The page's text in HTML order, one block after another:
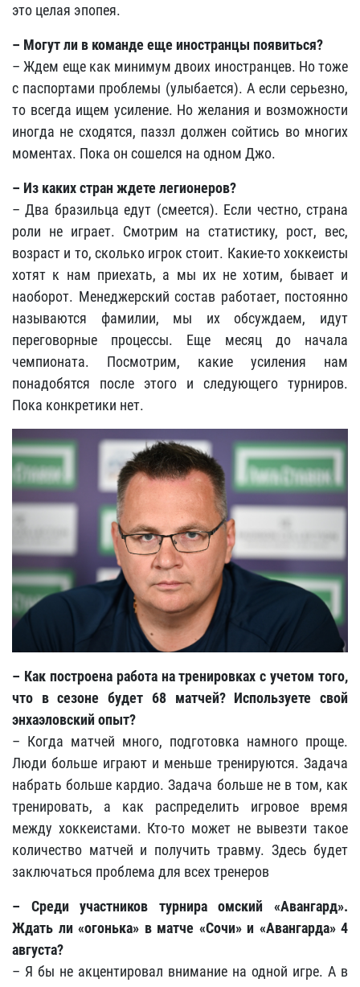
это целая эпопея.
– Могут ли в команде еще иностранцы появиться?
– Ждем еще как минимум двоих иностранцев. Но тоже
с паспортами проблемы (улыбается). А если серьезно,
то всегда ищем усиление. Но желания и возможности
иногда не сходятся, паззл должен сойтись во многих
моментах. Пока он сошелся на одном Джо.
– Из каких стран ждете легионеров?
– Два бразильца едут (смеется). Если честно, страна
роли не играет. Смотрим на статистику, рост, вес,
возраст и то, сколько игрок стоит. Какие-то хоккеисты
хотят к нам приехать, а мы их не хотим, бывает и
наоборот. Менеджерский состав работает, постоянно
называются фамилии, мы их обсуждаем, идут
переговорные процессы. Еще месяц до начала
чемпионата. Посмотрим, какие усиления нам
понадобятся после этого и следующего турниров.
Пока конкретики нет.
– Как построена работа на тренировках с учетом того,
что в сезоне будет 68 матчей? Используете свой
энхаэловский опыт?
– Когда матчей много, подготовка намного проще.
Люди больше играют и меньше тренируются. Задача
набрать больше кардио. Задача больше не в том, как
тренировать, а как распределить игровое время
между хоккеистами. Кто-то может не вывезти такое
количество матчей и получить травму. Здесь будет
заключаться проблема для всех тренеров
– Среди участников турнира омский «Авангард».
Ждать ли «огонька» в матче «Сочи» и «Авангарда» 4
августа?
– Я бы не акцентировал внимание на одной игре. А в